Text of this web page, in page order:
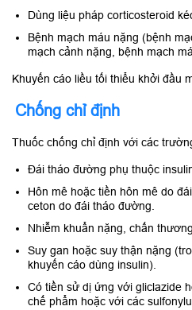
Dùng liệu pháp corticosteroid
Bệnh mạch máu nặng (bệnh
mạch cảnh nặng, bệnh mạch
Khuyến cáo liều tối thiểu khởi đầu
Chống chỉ định
Thuốc chống chỉ định với các
Đái tháo đường phụ thuộc
Hôn mê hoặc tiền hôn mê do
ceton do đái tháo đường.
Nhiễm khuẩn nặng, chấn
Suy gan hoặc suy thận nặng
khuyến cáo dùng insulin).
Có tiền sử dị ứng với gliclazide
chế phẩm hoặc với các